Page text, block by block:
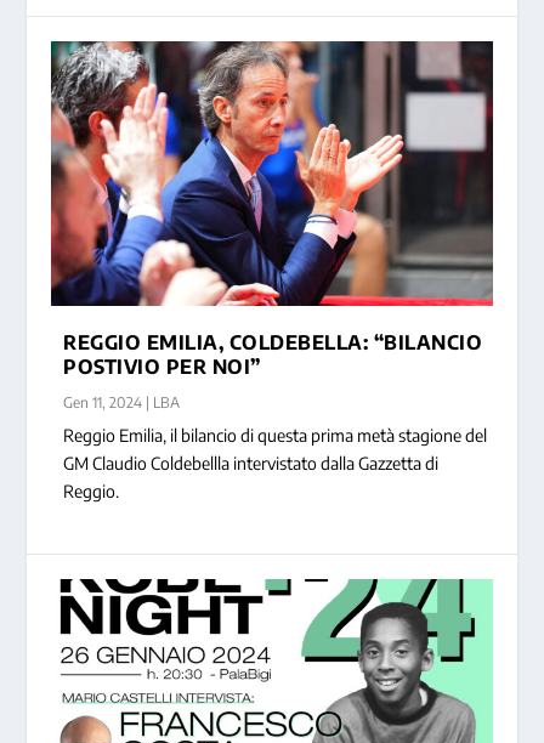
REGGIO EMILIA, COLDEBELLA: “BILANCIO
POSTIVIO PER NOI”
Gen 11, 2024 | LBA
Reggio Emilia, il bilancio di questa prima metà stagione del
GM Claudio Coldebellla intervistato dalla Gazzetta di
Reggio.